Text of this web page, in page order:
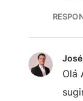
Olá